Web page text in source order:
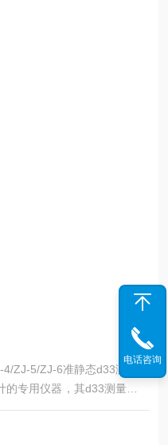
ZJ-5/ZJ-6准静态d33测量仪
专用仪器，其d33测量范围
电话咨询